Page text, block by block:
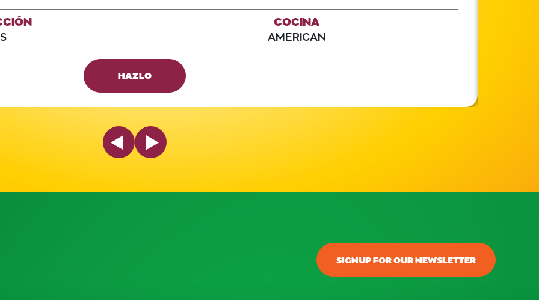
COCINA
AMERICAN
HAZLO
Previous SlideNext Slide
SIGNUP FOR OUR NEWSLETTER